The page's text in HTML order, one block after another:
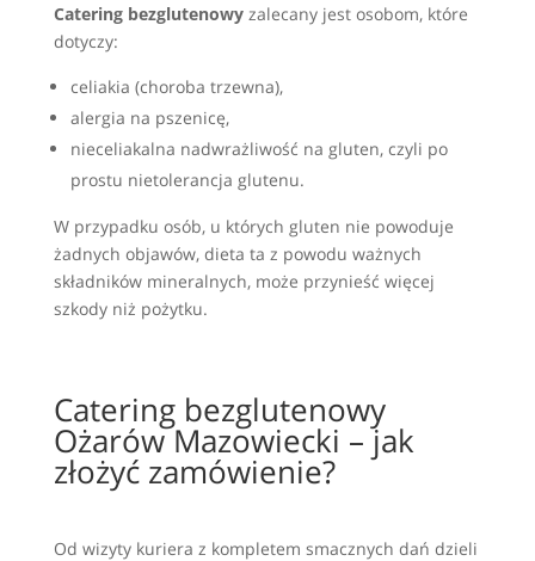
Catering bezglutenowyzalecany jest osobom, które
dotyczy:
celiakia (choroba trzewna),
alergia na pszenicę,
nieceliakalna nadwrażliwość na gluten, czyli po
prostu nietolerancja glutenu.
W przypadku osób, u których gluten nie powoduje
żadnych objawów, dieta ta z powodu ważnych
składników mineralnych, może przynieść więcej
szkody niż pożytku.
Catering bezglutenowy
Ożarów Mazowiecki – jak
złożyć zamówienie?
Od wizyty kuriera z kompletem smacznych dań dzieli